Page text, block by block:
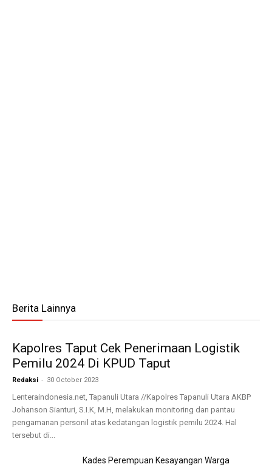
Berita Lainnya
Kapolres Taput Cek Penerimaan Logistik
Pemilu 2024 Di KPUD Taput
Redaksi - 30 October 2023
Lenteraindonesia.net, Tapanuli Utara //Kapolres Tapanuli Utara AKBP
Johanson Sianturi, S.I.K, M.H, melakukan monitoring dan pantau
pengamanan personil atas kedatangan logistik pemilu 2024. Hal
tersebut di...
Kades Perempuan Kesayangan Warga